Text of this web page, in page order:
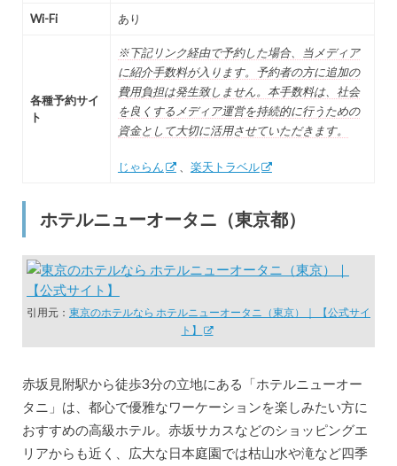
Wi-Fi あり
各種予約サイ
ト
※下記リンク経由で予約した場合、当メディア
に紹介手数料が入ります。予約者の方に追加の
費用負担は発生致しません。本手数料は、社会
を良くするメディア運営を持続的に行うための
資金として大切に活用させていただきます。
じゃらん 、 楽天トラベル
ホテルニューオータニ（東京都）
引用元： 東京のホテルなら ホテルニューオータニ（東京）｜ 【公式サイ
ト】
赤坂見附駅から徒歩3分の立地にある「ホテルニューオー
タニ」は、都心で優雅なワーケーションを楽しみたい方に
おすすめの高級ホテル。赤坂サカスなどのショッピングエ
リアからも近く、広大な日本庭園では枯山水や滝など四季